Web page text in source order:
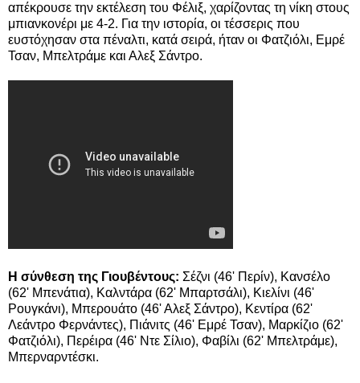
απέκρουσε την εκτέλεση του Φέλιξ, χαρίζοντας τη νίκη στους
μπιανκονέρι με 4-2. Για την ιστορία, οι τέσσερις που
ευστόχησαν στα πέναλτι, κατά σειρά, ήταν οι Φατζιόλι, Εμρέ
Τσαν, Μπελτράμε και Αλεξ Σάντρο.
Η σύνθεση της Γιουβέντους: Σέζνι (46' Περίν), Κανσέλο
(62' Μπενάτια), Καλντάρα (62' Μπαρτσάλι), Κιελίνι (46'
Ρουγκάνι), Μπερουάτο (46' Αλεξ Σάντρο), Κεντίρα (62'
Λεάντρο Φερνάντες), Πιάνιτς (46' Εμρέ Τσαν), Μαρκίζιο (62'
Φατζιόλι), Περέιρα (46' Ντε Σίλιο), Φαβίλι (62' Μπελτράμε),
Μπερναρντέσκι.